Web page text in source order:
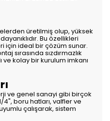
üretilmiş olup, yüksek
Bu özellikleri
için ideal bir çözüm sunar.
sırasında sızdırmazlık
ve kolay bir kurulum imkanı
ve genel sanayi gibi birçok
4", boru hatları, valfler ve
çalışarak, sistem